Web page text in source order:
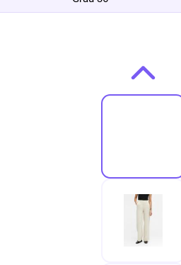
Zur Produktbeschreibung